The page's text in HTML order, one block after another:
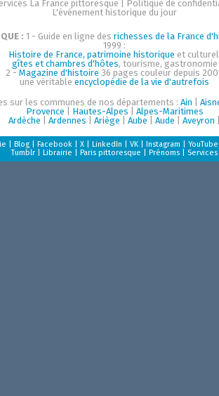
La France pittoresque
Politique de
L'événement historique du jour
: 1 - Guide en ligne des richesses de la France
1999 :
Histoire de France, patrimoine historique et
gîtes et chambres d'hôtes, tourisme, gastronomie
2 - Magazine d'histoire 36 pages couleur depuis
une véritableencyclopédie de la vie d'autrefois
sur les communes de nos départements :Ain |
Provence
Hautes-Alpes
Alpes-Maritimes
Ardèche |Ardennes |Ariège |Aube |Aude |Aveyron
|Blog |Facebook |X |LinkedIn |VK |Instagram |YouTube
Tumblr |Librairie |Paris pittoresque |Prénoms Services